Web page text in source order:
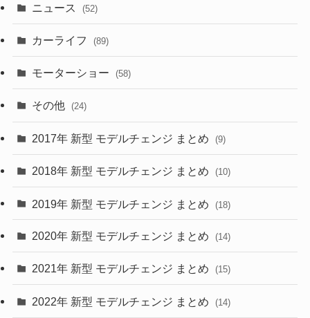
(43)
(6)
(9)
(30)
(27)
(28)
(27)
(26)
(10)
(35)
(10)
(9)
ニュース (52)
カーライフ (89)
モーターショー (58)
その他 (24)
2017年 新型 モデルチェンジ まとめ (9)
2018年 新型 モデルチェンジ まとめ (10)
2019年 新型 モデルチェンジ まとめ (18)
2020年 新型 モデルチェンジ まとめ (14)
2021年 新型 モデルチェンジ まとめ (15)
2022年 新型 モデルチェンジ まとめ (14)